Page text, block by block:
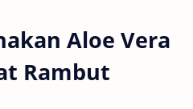
Aloe Vera
Rambut